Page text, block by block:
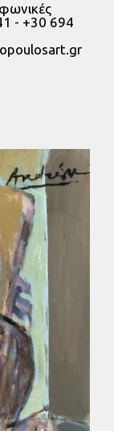
- +30 694